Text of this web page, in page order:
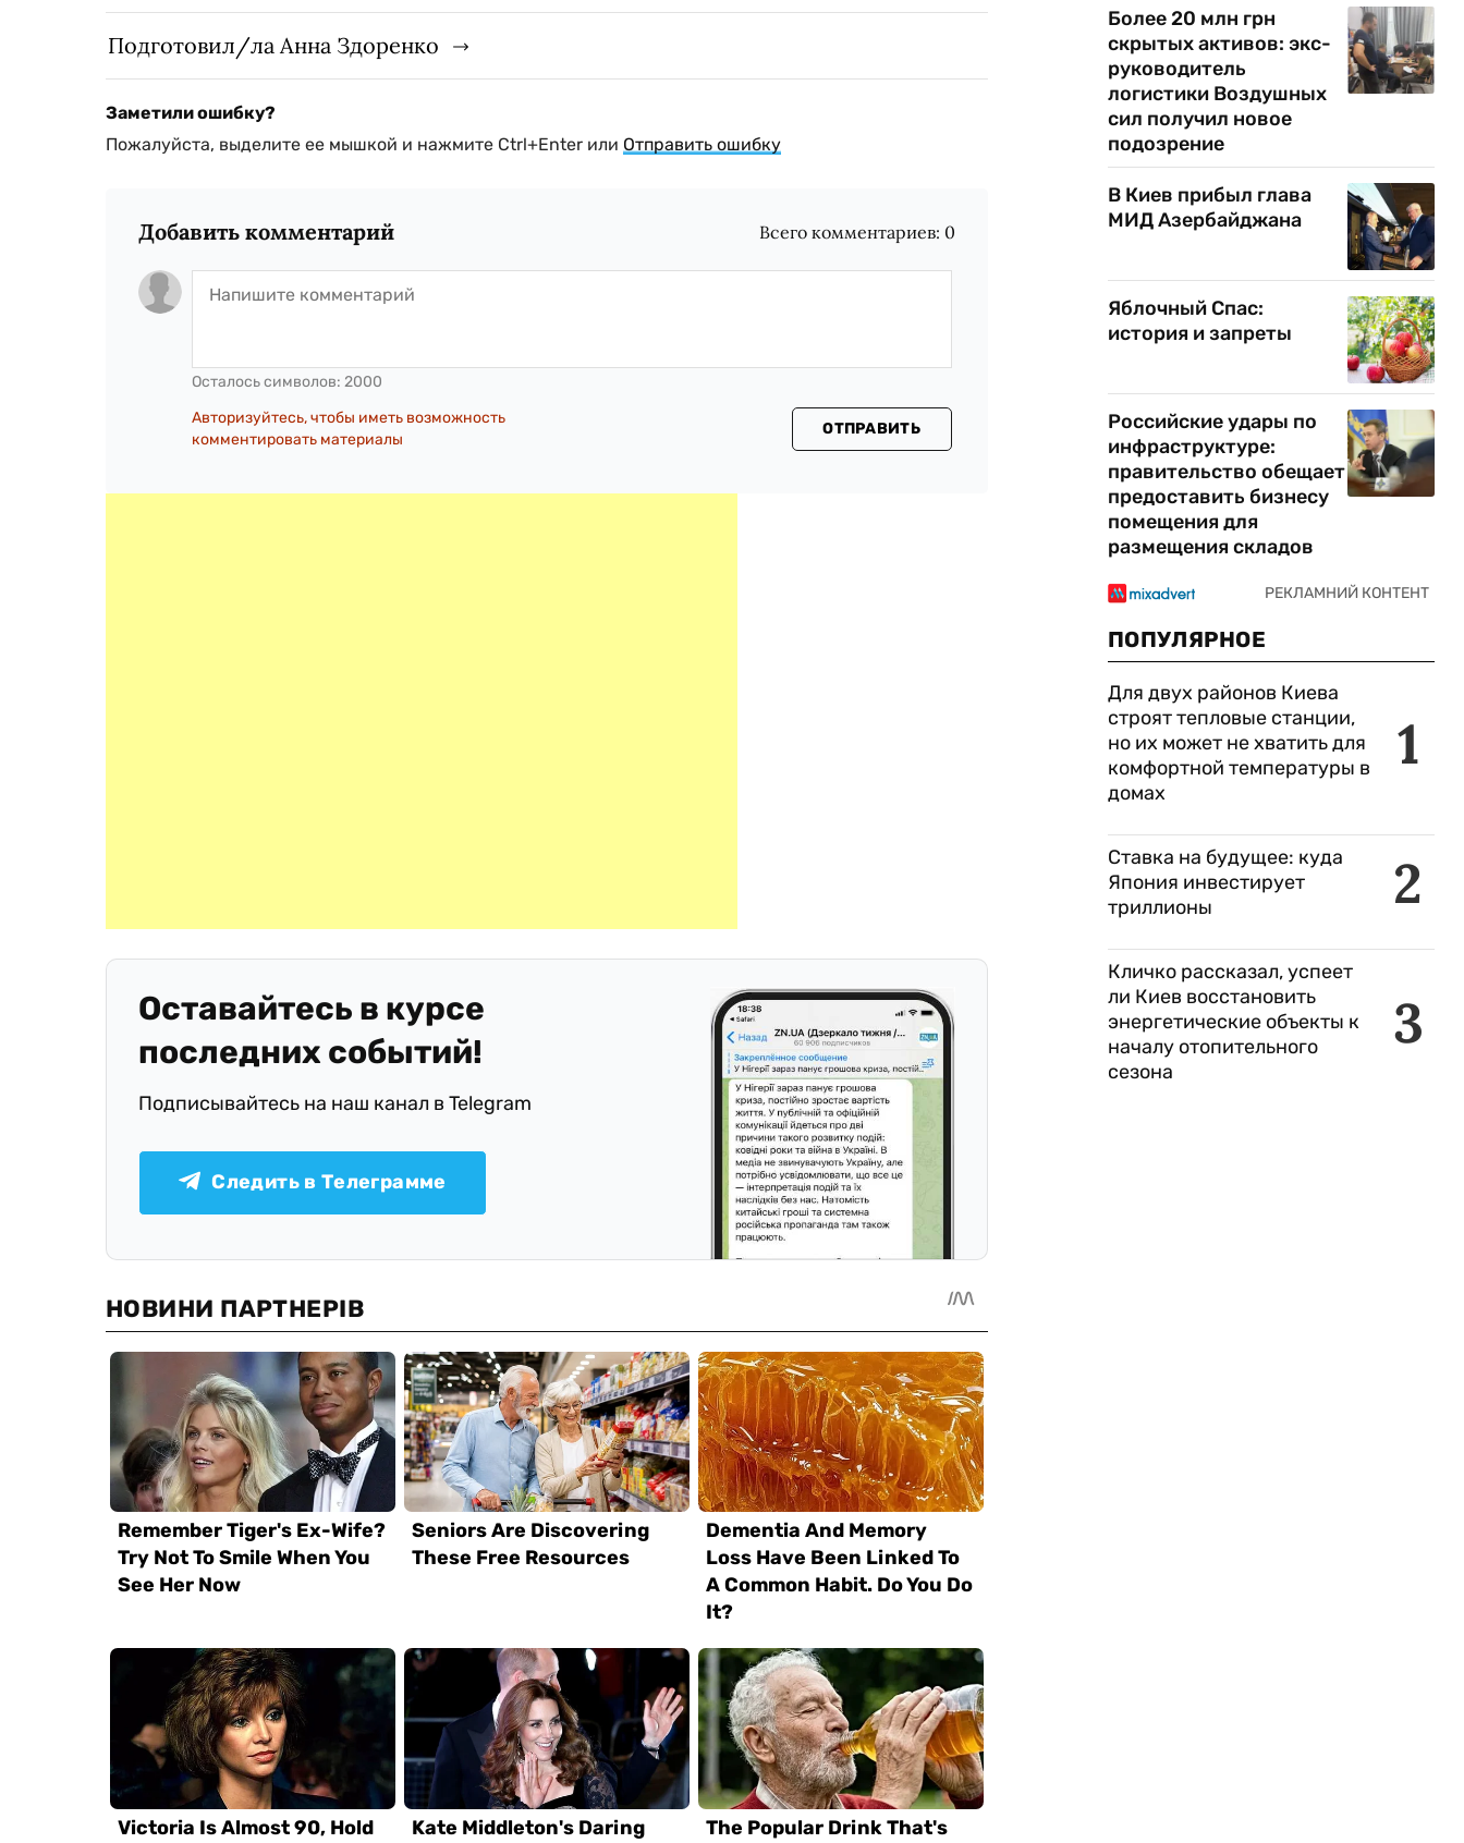
Подготовил/ла Анна Здоренко
Заметили ошибку?
Пожалуйста, выделите ее мышкой и нажмите Ctrl+Enter или Отправить ошибку
Добавить комментарий Всего комментариев: 0
Осталось символов: 2000
Авторизуйтесь, чтобы иметь возможность
комментировать материалы
ОТПРАВИТЬ
Оставайтесь в курсе
последних событий!
Подписывайтесь на наш канал в Telegram
Следить в Телеграмме
Более 20 млн грн
скрытых активов: экс-
руководитель
логистики Воздушных
сил получил новое
подозрение
В Киев прибыл глава
МИД Азербайджана
Яблочный Спас:
история и запреты
Российские удары по
инфраструктуре:
правительство обещает
предоставить бизнесу
помещения для
размещения складов
ПОПУЛЯРНОЕ
1
Для двух районов Киева
строят тепловые станции,
но их может не хватить для
комфортной температуры в
домах
2
Ставка на будущее: куда
Япония инвестирует
триллионы
3
Кличко рассказал, успеет
ли Киев восстановить
энергетические объекты к
началу отопительного
сезона